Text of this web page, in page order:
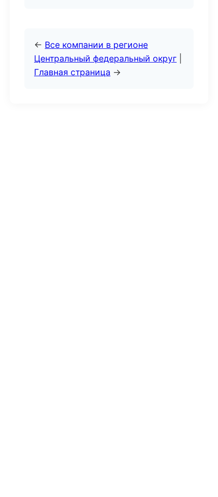
← Все компании в регионе
Центральный федеральный округ
Главная страница →